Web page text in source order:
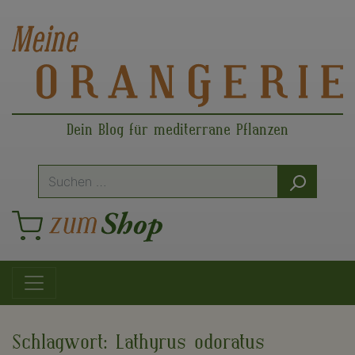
Dein Blog für mediterrane Pflanzen
Suche
nach:
Hauptnavigation
Schlagwort: Lathyrus odoratus